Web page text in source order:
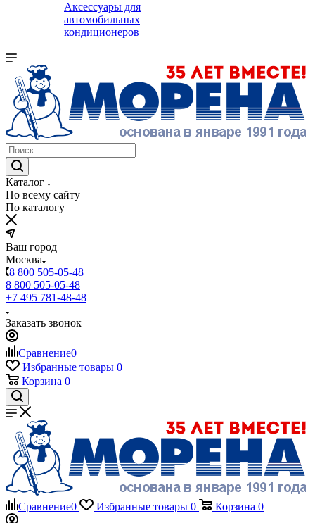
Аксессуары для
автомобильных
кондиционеров
Каталог
По всему сайту
По каталогу
Ваш город
Москва
8 800 505-05-48
8 800 505-05-48
+7 495 781-48-48
Заказать звонок
Сравнение0
Избранные товары 0
Корзина 0
Сравнение0 Избранные товары 0 Корзина 0